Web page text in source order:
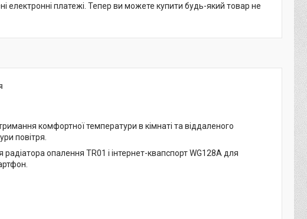
електронні платежі. Тепер ви можете купити будь-який товар не
комфортної температури в кімнаті та віддаленого
повітря.
опалення TR01 і інтернет-квапспорт WG128A для